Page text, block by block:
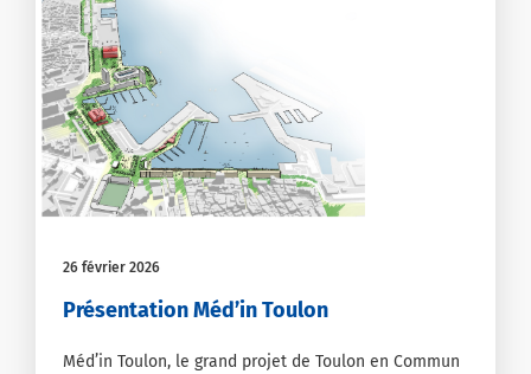
26 février 2026
Présentation Méd’in Toulon
Méd’in Toulon, le grand projet de Toulon en Commun